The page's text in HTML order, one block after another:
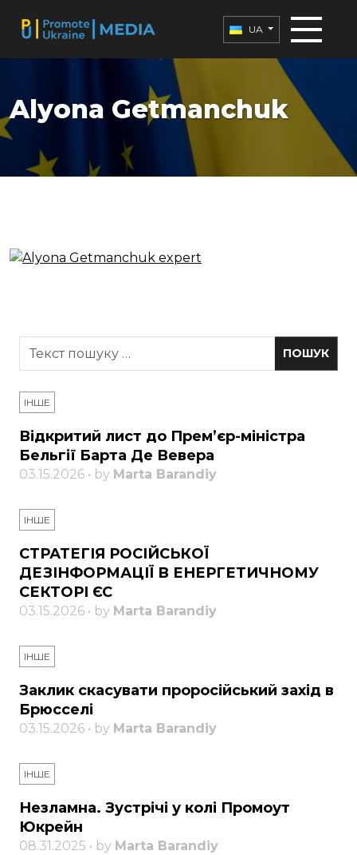
UA
Alyona Getmanchuk
ІНШЕ
Відкритий лист до Прем’єр-міністра
Бельгії Барта Де Вевера
03.15.2026 • by Marta Barandiy
ІНШЕ
СТРАТЕГІЯ РОСІЙСЬКОЇ
ДЕЗІНФОРМАЦІЇ В ЕНЕРГЕТИЧНОМУ
СЕКТОРІ ЄС
03.15.2026 • by Marta Barandiy
ІНШЕ
Заклик скасувати проросійський захід в
Брюсселі
03.15.2026 • by Marta Barandiy
ІНШЕ
Незламна. Зустрічі у колі Промоут
Юкрейн
08.31.2025 • by Marta Barandiy